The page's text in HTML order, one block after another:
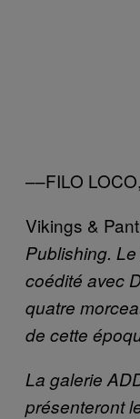
––FILO
Vikings &
Publishing.
coédité avec
quatre
de cette
La galerie
présenteront